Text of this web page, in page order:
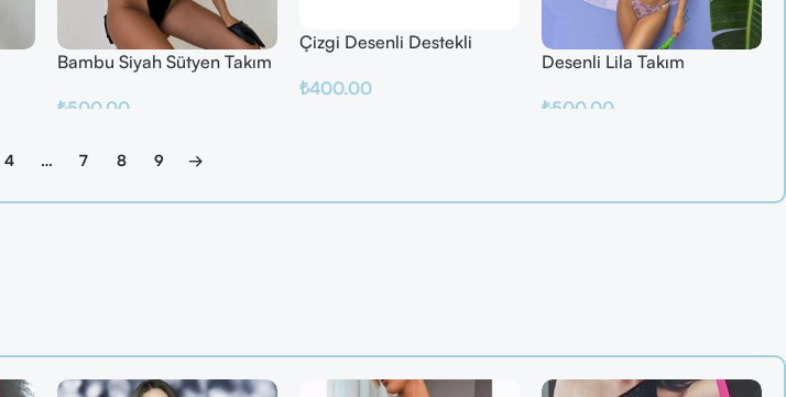
Bambu Siyah Sütyen Takım
₺500.00
Çizgi Desenli Destekli
₺400.00
Desenli Lila Takım
₺500.00
4 … 7 8 9 →